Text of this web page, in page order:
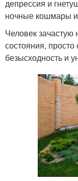
депрессия и
ночные кошмары
Человек зачастую
состояния,
безысходность и